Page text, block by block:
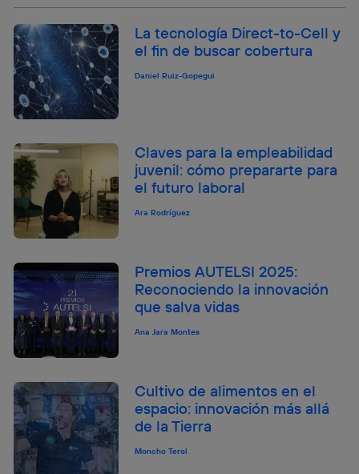
La tecnología Direct-to-Cell y
el fin de buscar cobertura
Daniel Ruiz-Gopegui
Claves para la empleabilidad
juvenil: cómo prepararte para
el futuro laboral
Ara Rodríguez
Premios AUTELSI 2025:
Reconociendo la innovación
que salva vidas
Ana Jara Montes
Cultivo de alimentos en el
espacio: innovación más allá
de la Tierra
Moncho Terol